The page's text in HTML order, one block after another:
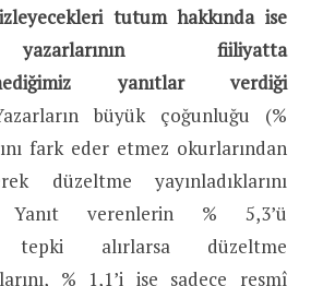
tutum hakkında ise
fiiliyatta
yanıtlar verdiği
büyük çoğunluğu (%
fark eder etmez okurlarından
düzeltme yayınladıklarını
Yanıt verenlerin % 5,3’ü
tepki alırlarsa düzeltme
% 1,1’i ise sadece resmî